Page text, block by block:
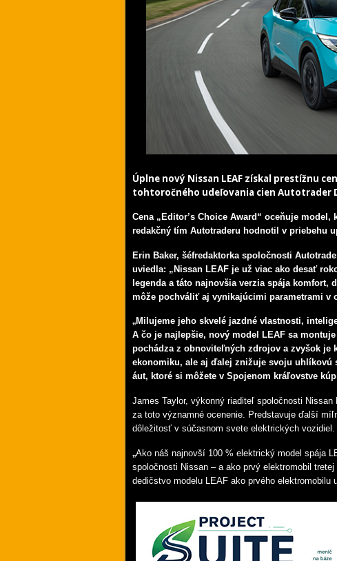
Úplne nový Nissan LEAF získal prestížnu
tohtoročného udeľovania cien Autotrader
Cena „Editor’s Choice Award“ oceňuje
redakčný tím Autotraderu hodnotil v priebehu
Erin Baker, šéfredaktorka spoločnosti
uviedla: „Nissan LEAF je už viac ako desať
legenda a táto najnovšia verzia spája
môže pochváliť aj vynikajúcimi parametrami v
„Milujeme jeho skvelé jazdné vlastnosti,
A čo je najlepšie, nový model LEAF sa
pochádza z obnoviteľných zdrojov a zvyšok je
ekonomiku, ale aj ďalej znižuje svoju
áut, ktoré si môžete v Spojenom kráľovstve
James Taylor, výkonný riaditeľ spoločnosti
za toto významné ocenenie. Predstavuje ďalší
dôležitosť v súčasnom svete elektrických vozidiel.
„Ako náš najnovší 100 % elektrický model spája
spoločnosti Nissan – a ako prvý elektromobil
dedičstvo modelu LEAF ako prvého elektromobilu